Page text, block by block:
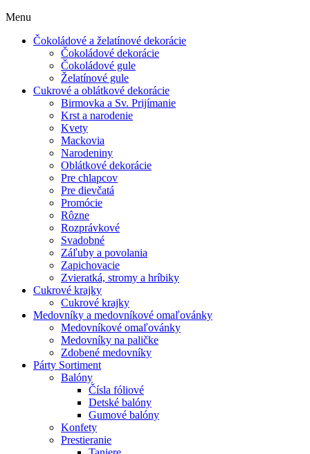
Menu
Čokoládové a želatínové dekorácie
Čokoládové dekorácie
Čokoládové gule
Želatínové gule
Cukrové a oblátkové dekorácie
Birmovka a Sv. Prijímanie
Krst a narodenie
Kvety
Mackovia
Narodeniny
Oblátkové dekorácie
Pre chlapcov
Pre dievčatá
Promócie
Rôzne
Rozprávkové
Svadobné
Záľuby a povolania
Zapichovacie
Zvieratká, stromy a hríbiky
Cukrové krajky
Cukrové krajky
Medovníky a medovníkové omaľovánky
Medovníkové omaľovánky
Medovníky na paličke
Zdobené medovníky
Párty Sortiment
Balóny
Čísla fóliové
Detské balóny
Gumové balóny
Konfety
Prestieranie